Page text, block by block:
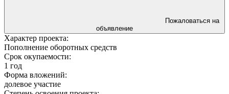
объявление
Характер проекта:
Пополнение оборотных средств
Срок окупаемости:
1 год
Форма вложений:
долевое участие